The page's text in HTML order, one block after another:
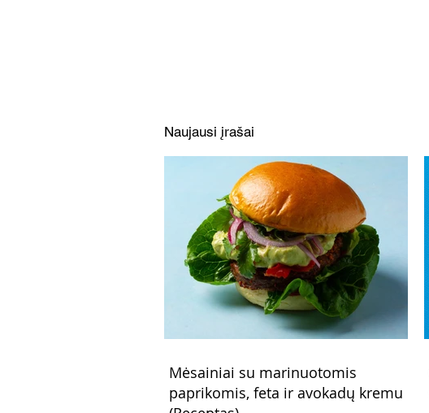
Naujausi įrašai
Mėsainiai su marinuotomis
paprikomis, feta ir avokadų kremu